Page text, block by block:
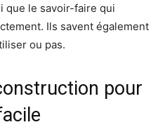
que le savoir-faire qui
Ils savent également
ou pas.
pour